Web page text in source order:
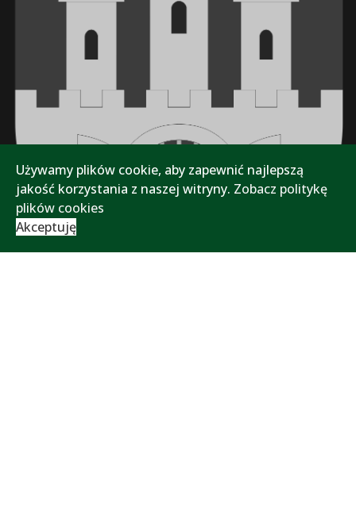
Używamy plików cookie, aby zapewnić najlepszą
jakość korzystania z naszej witryny. Zobacz politykę
plików cookies
Akceptuję